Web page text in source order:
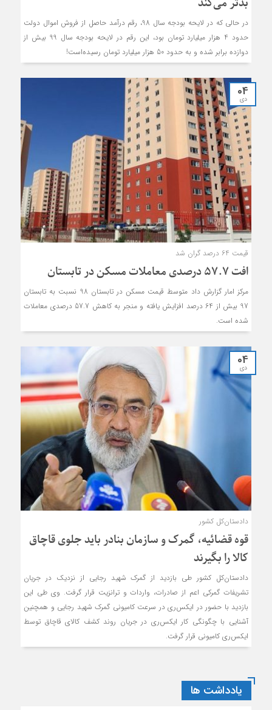
بدتر می‌کند
در حالی که در لایحه بودجه سال 98، رقم درآمد حاصل از فروش اموال دولت
حدود 4 هزار میلیارد تومان بود، این رقم در لایحه بودجه سال 99 بیش از
دوازده برابر شده و به حدود 50 هزار میلیارد تومان رسیده‌است!
04
دی
قیمت‌ 64 درصد گران شد
افت 57.7 درصدی معاملات مسکن در تابستان
مرکز امار گزارش داد متوسط قیمت مسکن در تابستان 98 نسبت به تابستان
97 بیش از 64 درصد افزایش یافته و منجر به کاهش 57.7 درصدی معاملات
شده است.
04
دی
دادستان‌کل کشور
قوه قضائیه، گمرک و سازمان بنادر باید جلوی قاچاق
کالا را بگیرند
دادستان‌کل کشور طی بازدید از گمرک شهید رجایی از نزدیک در جریان
تشریفات گمرکی اعم از صادرات، واردات و ترانزیت قرار گرفت. وی طی این
بازدید با حضور در ایکس‌ری در سرعت کامیونی گمرک شهید رجایی و همچنین
آشنایی با چگونگی کار ایکس‌ری در جریان روند کشف کالای قاچاق توسط
ایکس‌ری کامیونی قرار گرفت.
یادداشت ها